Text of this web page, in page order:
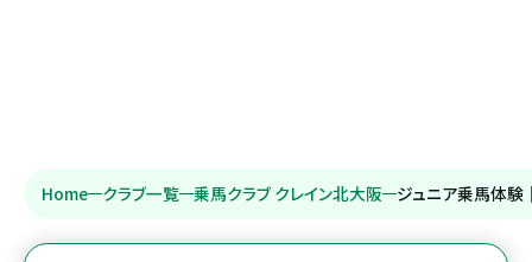
Home クラブ一覧 乗馬クラブ クレイン北大阪 ジュニア乗馬体験